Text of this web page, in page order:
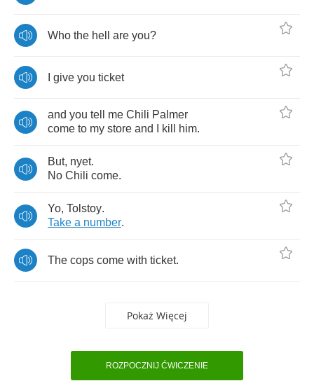
Who the hell are you?
give you ticket
and you tell me Chili Palmer
come to my store and kill him.
But, nyet.
No Chili come.
Yo, Tolstoy.
Take a number.
The cops come with ticket.
Pokaż Więcej
ROZPOCZNIJ ĆWICZENIE